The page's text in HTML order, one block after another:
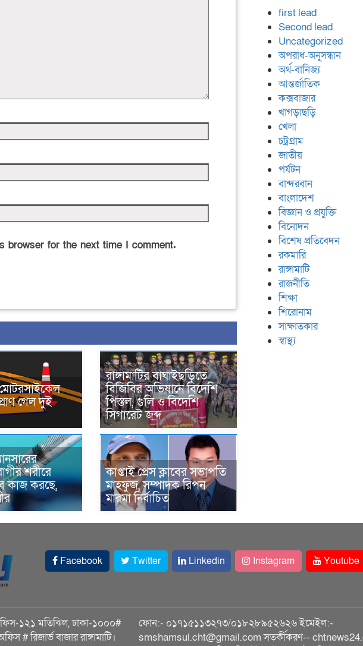
browser for the next time I comment.
মোটরসাইকেল
গেল দুই
রাঙ্গামাটির বাঘাইছড়িতে
বিজিবির অভিযানে বিদেশি
পিস্তল, গুলি ও বিদেশি
সিগারেট জব্দ
শরীরে
কাজ করছে,
কাপ্তাই প্রেস ক্লাবের সভাপতি
মাহফুজ, সম্পাদক রিপন
মারমা নির্বাচিত
first lead
Second lead
Uncategorized
অপরাধ-অনুসন্ধান
অর্থ-বানিজ্য
আন্তর্জাতিক
কক্সবাজার
খাগড়াছড়ি
খেলা
চট্রগ্রাম
জাতীয়
পর্যটন
বান্দরবান
বাংলাদেশ
বিজ্ঞান ও প্রযুক্তি
বিনোদন
বিশেষ প্রতিবেদন
রকমারি
রাঙ্গামাটি
রাজনীতি
শিক্ষা
শিরোনাম
সাক্ষাতকার
স্বাস্থ্য
Facebook Twitter Linkedin Instagram Youtube
১২১ মতিঝিল, ঢাকা-১০০০#
# রিজার্ভ বাজার রাঙ্গামাটি।
ফোন:- ০১৭১৫১১৩২৭৩/০১৮২৮৯৫২৬২৬ ইমেইল:-
smshamsul.cht@gmail.com সতর্কীকরণ--